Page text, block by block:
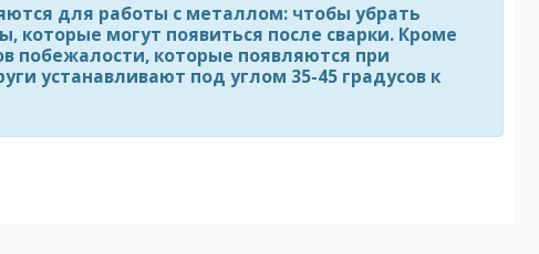
для работы с металлом: чтобы убрать
которые могут появиться после сварки. Кроме
побежалости, которые появляются при
устанавливают под углом 35-45 градусов к